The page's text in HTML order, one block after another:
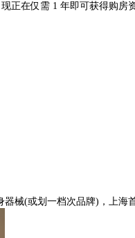
在仅需 1 年即可获得购房
器械(或划一档次品牌)，上海